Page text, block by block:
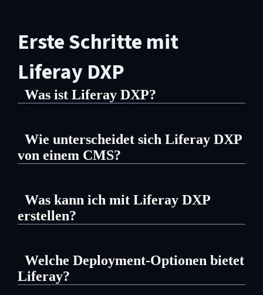
Erste Schritte mit
Liferay DXP
Was ist Liferay DXP?
Plattform für die Entwicklung
digitaler Erfahrungen:
Partnerportale und Self-Service-
Lösungen – alles auf einer einzigen
sie, um Kunden, Mitarbeiter und
Partner über eine einzige Plattform
Wie unterscheidet sich Liferay DXP
von einem CMS?
veröffentlicht Inhalte. Liferay DXP
tut das – und noch mehr.
Der praktische Unterschied: Ein
CMS hilft einem Redaktionsteam,
Was kann ich mit Liferay DXP
erstellen?
Unternehmen mit Liferay erstellen:
Welche Deployment-Optionen bietet
Liferay?